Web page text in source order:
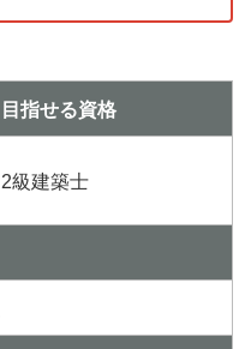
目指せる資格
2級建築士